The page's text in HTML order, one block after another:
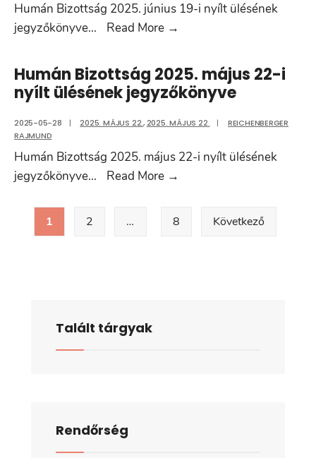
ülésének
Humán Bizottság 2025. június 19-i nyílt ülésének
jegyzőkönyve... Read More →
2025.
június
19-
i
ülésének
Humán Bizottság 2025. május 22-i
nyílt ülésének jegyzőkönyve
2025-05-28 | 2025. MÁJUS 22.,2025. MÁJUS 22. |
REICHENBERGER
RAJMUND
Humán Bizottság 2025. május 22-i nyílt ülésének
jegyzőkönyve... Read More →
Bejegyzések
lapozása
1 2 … 8 Következő
Talált tárgyak
Rendőrség